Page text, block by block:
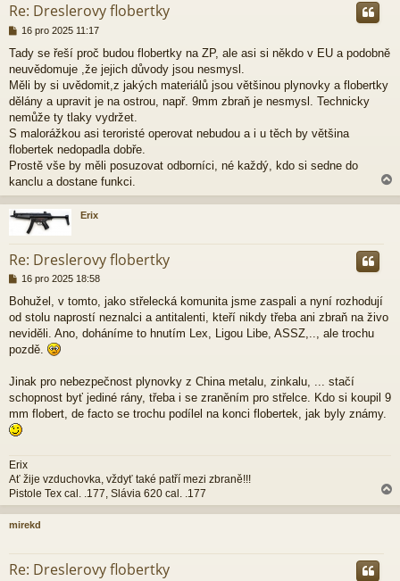
Re: Dreslerovy flobertky
P
í
s
p
ě
e
k
16 pro 2025 11:17
Tady se řeší proč budou flobertky na ZP, ale asi si někdo v EU a podobně
neuvědomuje ,že jejich důvody jsou nesmysl.
Měli by si uvědomit,z jakých materiálů jsou většinou plynovky a flobertky
dělány a upravit je na ostrou, např. 9mm zbraň je nesmysl. Technicky
nemůže ty tlaky vydržet.
S malorážkou asi teroristé operovat nebudou a i u těch by většina
flobertek nedopadla dobře.
Prostě vše by měli posuzovat odborníci, né každý, kdo si sedne do
kanclu a dostane funkci.
a
h
Erix
Re: Dreslerovy flobertky
P
í
s
p
k
16 pro 2025 18:58
Bohužel, v tomto, jako střelecká komunita jsme zaspali a nyní rozhodují
od stolu naprostí neznalci a antitalenti, kteří nikdy třeba ani zbraň na živo
neviděli. Ano, doháníme to hnutím Lex, Ligou Libe, ASSZ,.., ale trochu
pozdě.
Jinak pro nebezpečnost plynovky z China metalu, zinkalu, ... stačí
schopnost byť jediné rány, třeba i se zraněním pro střelce. Kdo si koupil 9
mm flobert, de facto se trochu podílel na konci flobertek, jak byly známy.
Erix
Ať žije vzduchovka, vždyť také patří mezi zbraně!!!
Pistole Tex cal. .177, Slávia 620 cal. .177
a
h
mirekd
Re: Dreslerovy flobertky